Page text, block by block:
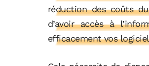
réduction des coûts
d’avoir accès à
efficacement vos